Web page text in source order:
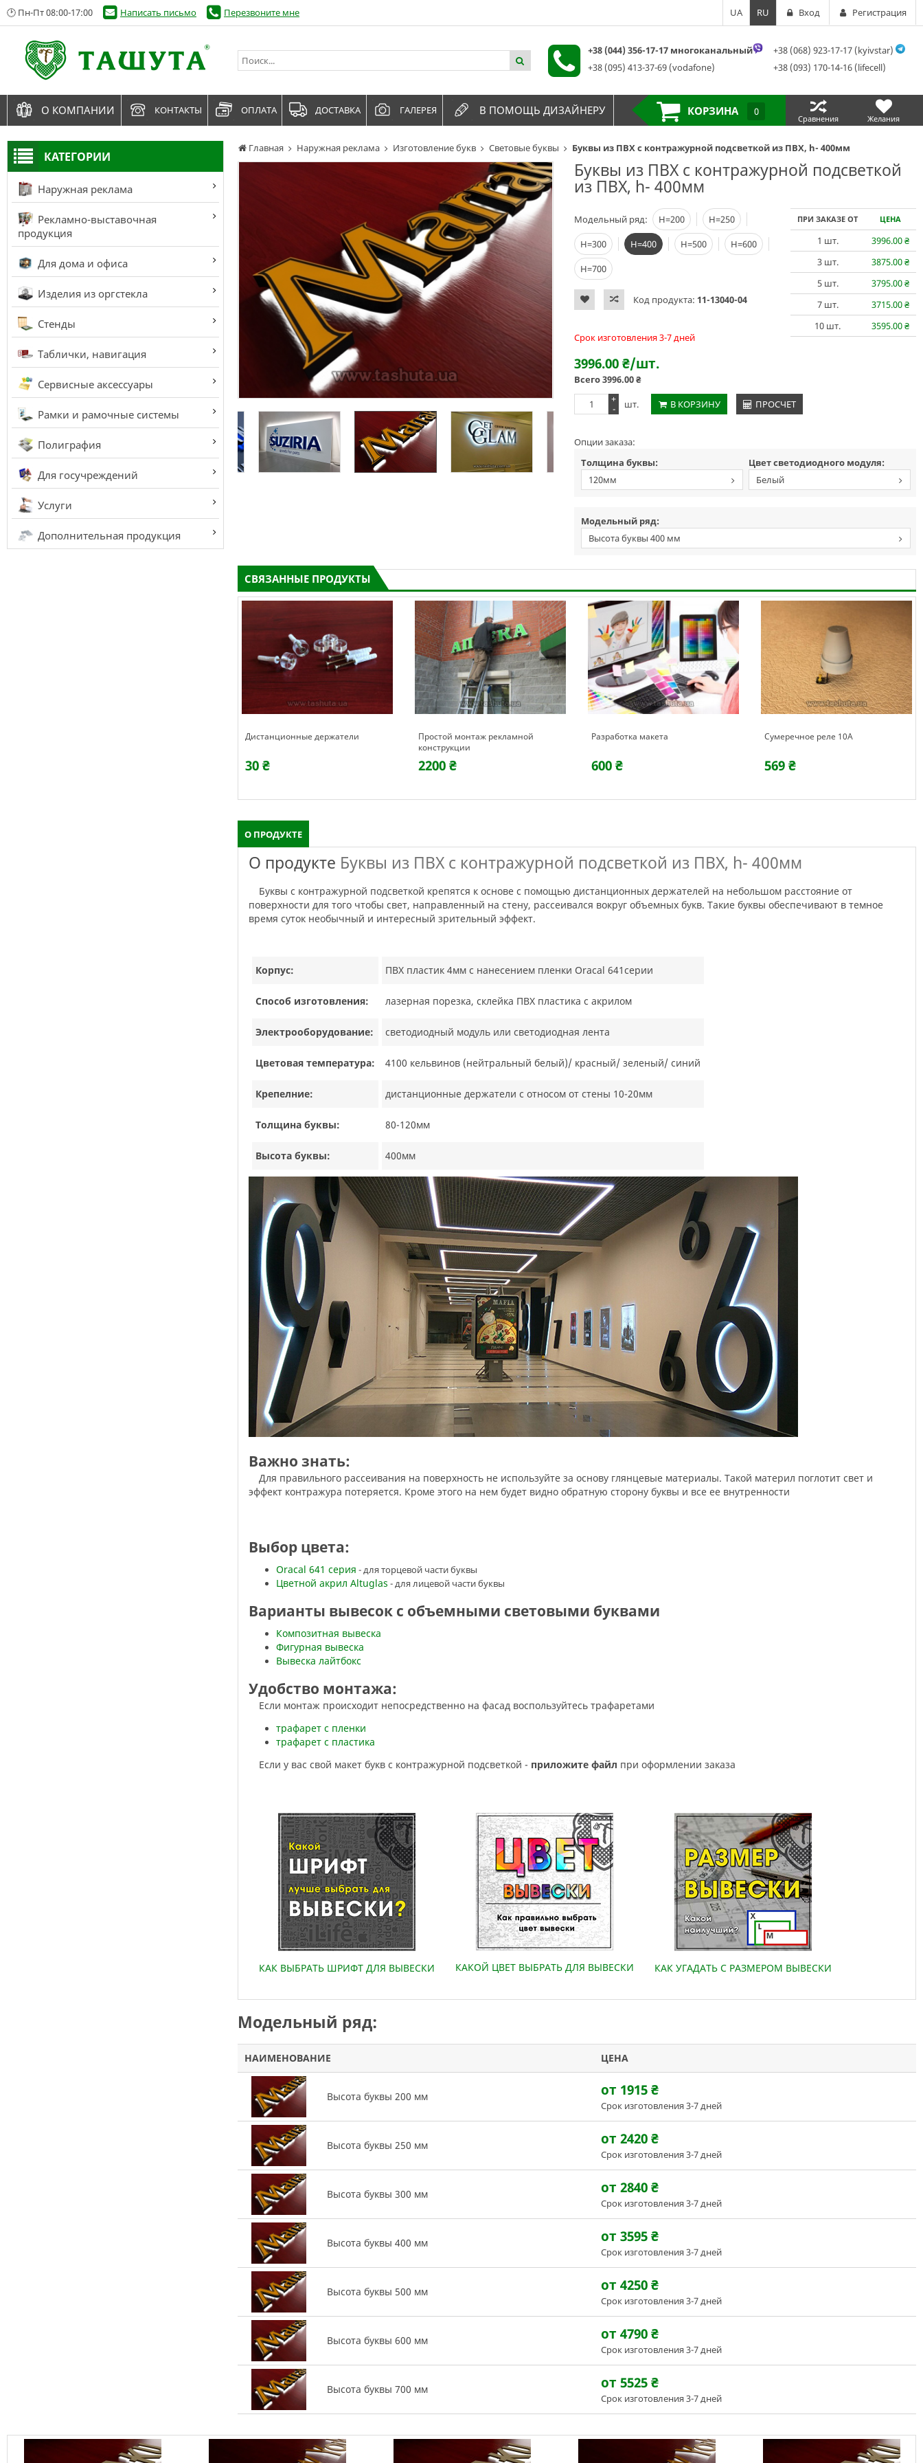
КАТЕГОРИИ
Наружная реклама
Рекламно-выставочная
продукция
Для дома и офиса
Изделия из оргстекла
Стенды
Таблички, навигация
Сервисные аксессуары
Рамки и рамочные системы
Полиграфия
Для госучреждений
Услуги
Дополнительная продукция
Главная Наружная реклама Изготовление букв Световые буквы Буквы из ПВХ с контражурной подсветкой из ПВХ, h- 400мм
Буквы из ПВХ с контражурной подсветкой
из ПВХ, h- 400мм
ПРИ ЗАКАЗЕ ОТ ЦЕНА
1 шт. 3996.00₴
3шт. 3875.00₴
5шт. 3795.00₴
7шт. 3715.00₴
10 шт. 3595.00₴
Модельный ряд: Н=200
Н=250
Н=300
Н=400 Н=500
Н=600
Н=700
Код продукта: 11-13040-04
Срок изготовления 3-7 дней
3996.00₴/шт.
Всего3996.00₴
+
-
шт. В КОРЗИНУ ПРОСЧЕТ
Опции заказа:
Толщина буквы:
120мм
Цвет светодиодного модуля:
Белый
Модельный ряд:
Высота буквы 400 мм
СВЯЗАННЫЕ ПРОДУКТЫ
Дистанционные держатели
30 ₴
Простой монтаж рекламной
конструкции
2200 ₴
Разработка макета
600 ₴
Сумеречное реле 10А
569 ₴
О ПРОДУКТЕ
О продукте Буквы из ПВХ с контражурной подсветкой из ПВХ, h- 400мм
Буквы с контражурной подсветкой крепятся к основе с помощью дистанционных держателей на небольшом расстояние от
поверхности для того чтобы свет, направленный на стену, рассеивался вокруг объемных букв. Такие буквы обеспечивают в темное
время суток необычный и интересный зрительный эффект.
Корпус: ПВХ пластик 4мм с нанесением пленки Oracal 641серии
Способ изготовления: лазерная порезка, склейка ПВХ пластика с акрилом
Электрооборудование: светодиодный модуль или светодиодная лента
Цветовая температура: 4100 кельвинов (нейтральный белый)/ красный/ зеленый/ синий
Крепелние: дистанционные держатели с относом от стены 10-20мм
Толщина буквы: 80-120мм
Высота буквы: 400мм
Важно знать:
Для правильного рассеивания на поверхность не используйте за основу глянцевые материалы. Такой материл поглотит свет и
эффект контражура потеряется. Кроме этого на нем будет видно обратную сторону буквы и все ее внутренности
Выбор цвета:
Oracal 641 серия - для торцевой части буквы
Цветной акрил Altuglas - для лицевой части буквы
Варианты вывесок с объемными световыми буквами
Композитная вывеска
Фигурная вывеска
Вывеска лайтбокс
Удобство монтажа:
Если монтаж происходит непосредственно на фасад воспользуйтесь трафаретами
трафарет с пленки
трафарет с пластика
Если у вас свой макет букв с контражурной подсветкой - приложите файл при оформлении заказа
КАК ВЫБРАТЬ ШРИФТ ДЛЯ ВЫВЕСКИ КАКОЙ ЦВЕТ ВЫБРАТЬ ДЛЯ ВЫВЕСКИ КАК УГАДАТЬ С РАЗМЕРОМ ВЫВЕСКИ
Модельный ряд:
НАИМЕНОВАНИЕ ЦЕНА
Высота буквы 200 мм от 1915₴
Срок изготовления 3-7 дней
Высота буквы 250 мм от 2420₴
Срок изготовления 3-7 дней
Высота буквы 300 мм от 2840₴
Срок изготовления 3-7 дней
Высота буквы 400 мм от 3595₴
Срок изготовления 3-7 дней
Высота буквы 500 мм от 4250₴
Срок изготовления 3-7 дней
Высота буквы 600 мм от 4790₴
Срок изготовления 3-7 дней
Высота буквы 700 мм от 5525₴
Срок изготовления 3-7 дней
🕑 Пн-Пт 08:00-17:00 Написать письмо Перезвоните мне UA RU Вход Регистрация
+38 (044) 356-17-17 многоканальный
+38 (095) 413-37-69 (vodafone)
+38 (068) 923-17-17 (kyivstar)
+38 (093) 170-14-16 (lifecell)
О КОМПАНИИ КОНТАКТЫ ОПЛАТА ДОСТАВКА ГАЛЕРЕЯ В ПОМОЩЬ ДИЗАЙНЕРУ КОРЗИНА 0
Сравнения Желания